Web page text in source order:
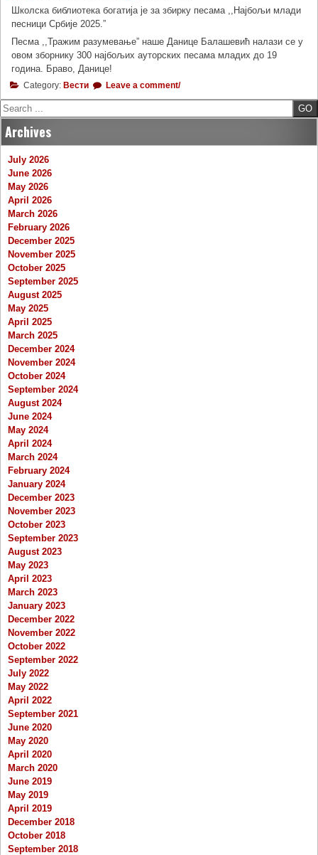
Школска библиотека богатија је за збирку песама ,,Најбољи млади
песници Србије 2025.”
Песма ,,Тражим разумевање” наше Данице Балашевић налази се у
овом зборнику 300 најбољих ауторских песама младих до 19
година. Браво, Данице!
Category: Вести Leave a comment/
Search
Archives
July 2026
June 2026
May 2026
April 2026
March 2026
February 2026
December 2025
November 2025
October 2025
September 2025
August 2025
May 2025
April 2025
March 2025
December 2024
November 2024
October 2024
September 2024
August 2024
June 2024
May 2024
April 2024
March 2024
February 2024
January 2024
December 2023
November 2023
October 2023
September 2023
August 2023
May 2023
April 2023
March 2023
January 2023
December 2022
November 2022
October 2022
September 2022
July 2022
May 2022
April 2022
September 2021
June 2020
May 2020
April 2020
March 2020
June 2019
May 2019
April 2019
December 2018
October 2018
September 2018